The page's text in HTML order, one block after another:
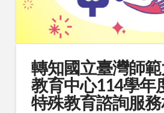
轉知國立臺灣師
教育中心114學年
特殊教育諮詢服